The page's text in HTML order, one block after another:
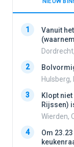
1
Vanuit
2
Hulsberg,
3
Klopt
Rijssen)
Wierden,
4
Om